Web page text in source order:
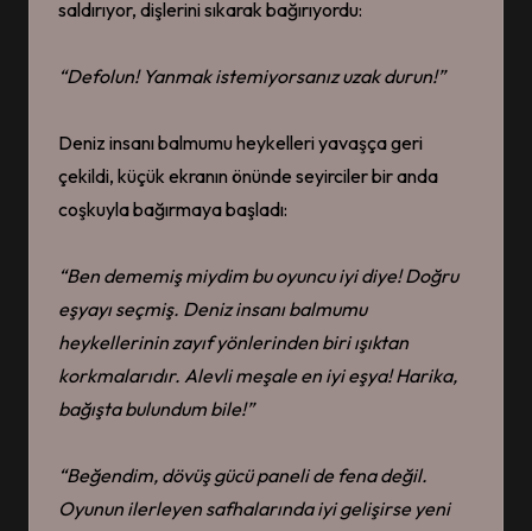
saldırıyor, dişlerini sıkarak bağırıyordu:
“Defolun! Yanmak istemiyorsanız uzak durun!”
Deniz insanı balmumu heykelleri yavaşça geri
çekildi, küçük ekranın önünde seyirciler bir anda
coşkuyla bağırmaya başladı:
“Ben dememiş miydim bu oyuncu iyi diye! Doğru
eşyayı seçmiş. Denizinsanıbalmumu
heykellerinin zayıf yönlerinden biri ışıktan
korkmalarıdır. Alevli meşale en iyi eşya! Harika,
bağışta bulundum bile!”
“Beğendim, dövüş gücü paneli de fena değil.
Oyunun ilerleyen safhalarında iyi gelişirse yeni